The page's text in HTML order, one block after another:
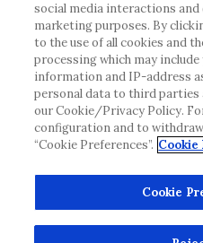
Roche har inte alltid
andras inlägg, men
eller olämpliga inlägg i
ansvar för innehållet på
det länkas till.
webbplats för
tillåtet utan
biverkningar eller
social media interactions
marketing purposes. By
to the use of all cookies and
processing which may
information and IP-address
personal data to third
our Cookie/Privacy Policy.
configuration and to
“Cookie Preferences”. Cookie
Cookie